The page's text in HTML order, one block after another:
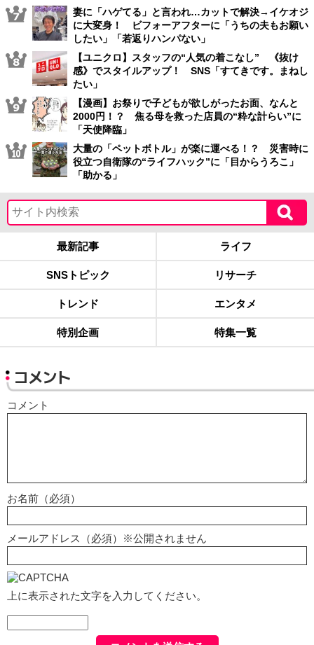
妻に「ハゲてる」と言われ…カットで解決→イケオジ
に大変身！ ビフォーアフターに「うちの夫もお願い
したい」「若返りハンパない」
【ユニクロ】スタッフの“人気の着こなし” 《抜け
感》でスタイルアップ！ SNS「すてきです。まねし
たい」
【漫画】お祭りで子どもが欲しがったお面、なんと
2000円！？ 焦る母を救った店員の“粋な計らい”に
「天使降臨」
大量の「ペットボトル」が楽に運べる！？ 災害時に
役立つ自衛隊の“ライフハック”に「目からうろこ」
「助かる」
最新記事 ライフ
SNSトピック リサーチ
トレンド エンタメ
特別企画 特集一覧
コメント
コメント
お名前（必須）
メールアドレス（必須）※公開されません
上に表示された文字を入力してください。